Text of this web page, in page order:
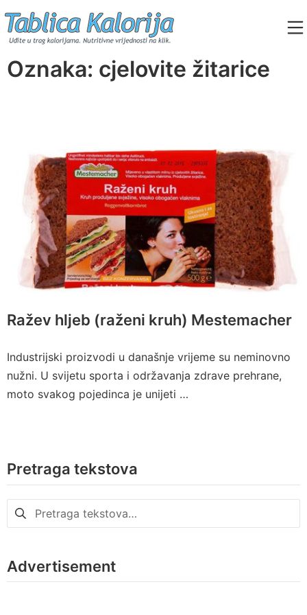
to
content
Tablica Kalorija
Oznaka: cjelovite žitarice
Ražev hljeb (raženi kruh) Mestemacher
Industrijski proizvodi u današnje vrijeme su neminovno
nužni. U svijetu sporta i održavanja zdrave prehrane,
moto svakog pojedinca je unijeti …
Pretraga tekstova
Pretraga
za:
Advertisement